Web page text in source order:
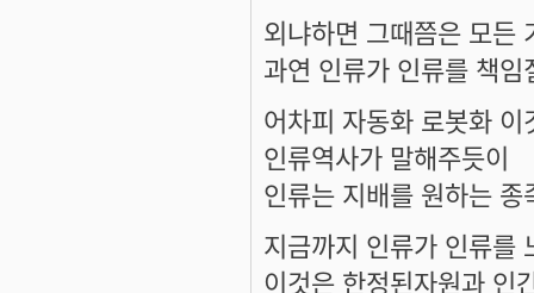
외냐하면 그때쯤은 모든
과연 인류가 인류를 책
어차피 자동화 로봇화
인류역사가 말해주듯이
인류는 지배를 원하는 종
지금까지 인류가 인류를
이것은 한정된자원과 인